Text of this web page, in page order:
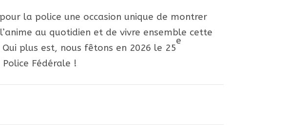
pour la police une occasion unique de montrer
au quotidien et de vivre ensemble cette
plus est, nous fêtons en 2026 le 25
e
Fédérale !